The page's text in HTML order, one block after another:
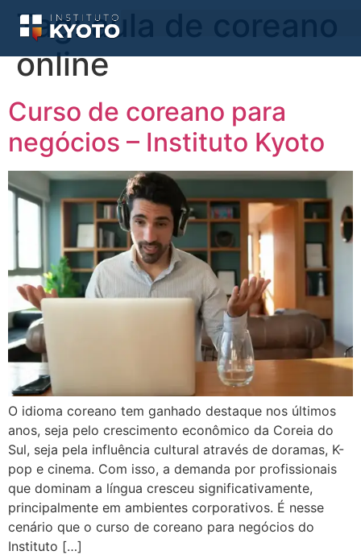
Tag:aula de coreano
online
Curso de coreano para
negócios – Instituto Kyoto
O idioma coreano tem ganhado destaque nos últimos
anos, seja pelo crescimento econômico da Coreia do
Sul, seja pela influência cultural através de doramas, K-
pop e cinema. Com isso, a demanda por profissionais
que dominam a língua cresceu significativamente,
principalmente em ambientes corporativos. É nesse
cenário que o curso de coreano para negócios do
Instituto […]